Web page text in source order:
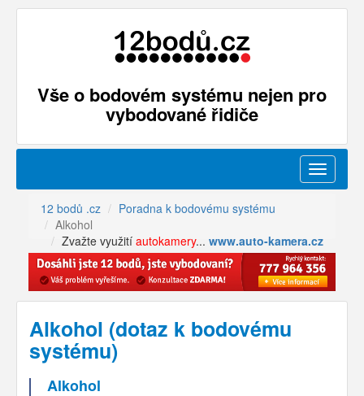
Vše o bodovém systému nejen pro
vybodované řidiče
Menu
12 bodů .cz
Poradna k bodovému systému
Alkohol
Zvažte využití autokamery... www.auto-kamera.cz
Alkohol (dotaz k bodovému
systému)
Alkohol